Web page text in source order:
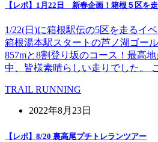
【レポ】1月22日 新春企画！箱根５区を
1/22(日)に箱根駅伝の5区を走るイ
箱根湯本駅スタートの芦ノ湖ゴー
857mと8割登り坂のコース！最高
中、皆様素晴らしい走りでした。
TRAIL RUNNING
2022年8月23日
【レポ】8/20 裏高尾プチトレランツアー